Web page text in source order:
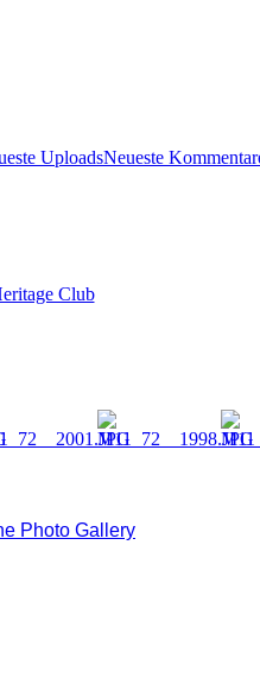
UploadsNeueste
Photo Gallery